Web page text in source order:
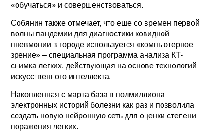
«обучаться» и совершенствоваться.
Собянин также отмечает, что еще со времен первой
волны пандемии для диагностики ковидной
пневмонии в городе используется «компьютерное
зрение» – специальная программа анализа КТ-
снимка легких, действующая на основе технологий
искусственного интеллекта.
Накопленная с марта база в полмиллиона
электронных историй болезни как раз и позволила
создать новую нейронную сеть для оценки степени
поражения легких.